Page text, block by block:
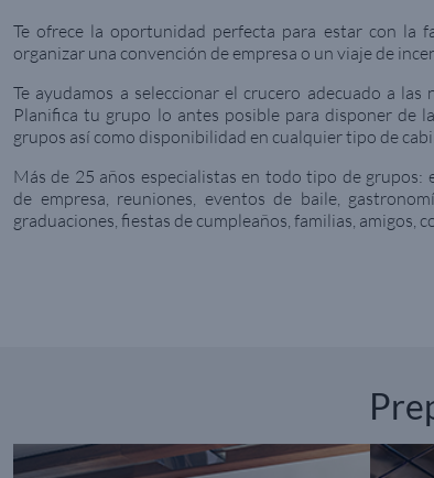
Te ofrece la oportunidad perfecta para estar con la
organizar una convención de empresa o un viaje de
Te ayudamos a seleccionar el crucero adecuado a las
Planifica tu grupo lo antes posible para disponer de
grupos así como disponibilidad en cualquier tipo de
Más de 25 años especialistas en todo tipo de grupos:
de empresa, reuniones, eventos de baile,
graduaciones, fiestas de cumpleaños, familias, amigos,